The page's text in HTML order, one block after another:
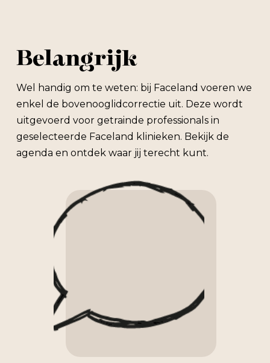
Belangrijk
Wel handig om te weten: bij Faceland voeren we
enkel de bovenooglidcorrectie uit. Deze wordt
uitgevoerd voor getrainde professionals in
geselecteerde Faceland klinieken. Bekijk de
agenda en ontdek waar jij terecht kunt.